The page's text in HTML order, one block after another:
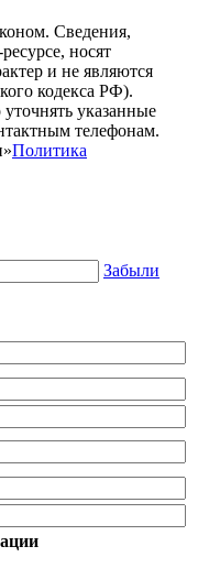
Сведения,
носят
и не являются
кодекса РФ).
указанные
телефонам.
Политика
Забыли